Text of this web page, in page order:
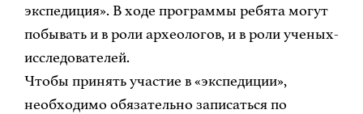
экспедиция». В ходе программы ребята могут
побывать и в роли археологов, и в роли ученых-
исследователей.
Чтобы принять участие в «экспедиции»,
необходимо обязательно записаться по